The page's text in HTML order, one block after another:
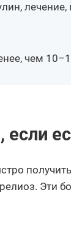
лечение,
чем
если
Эти